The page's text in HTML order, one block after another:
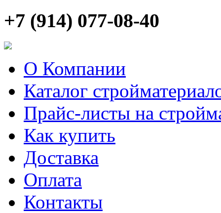
+7 (914) 077-08-40
О Компании
Каталог
Прайс-листы на
Как купить
Доставка
Оплата
Контакты